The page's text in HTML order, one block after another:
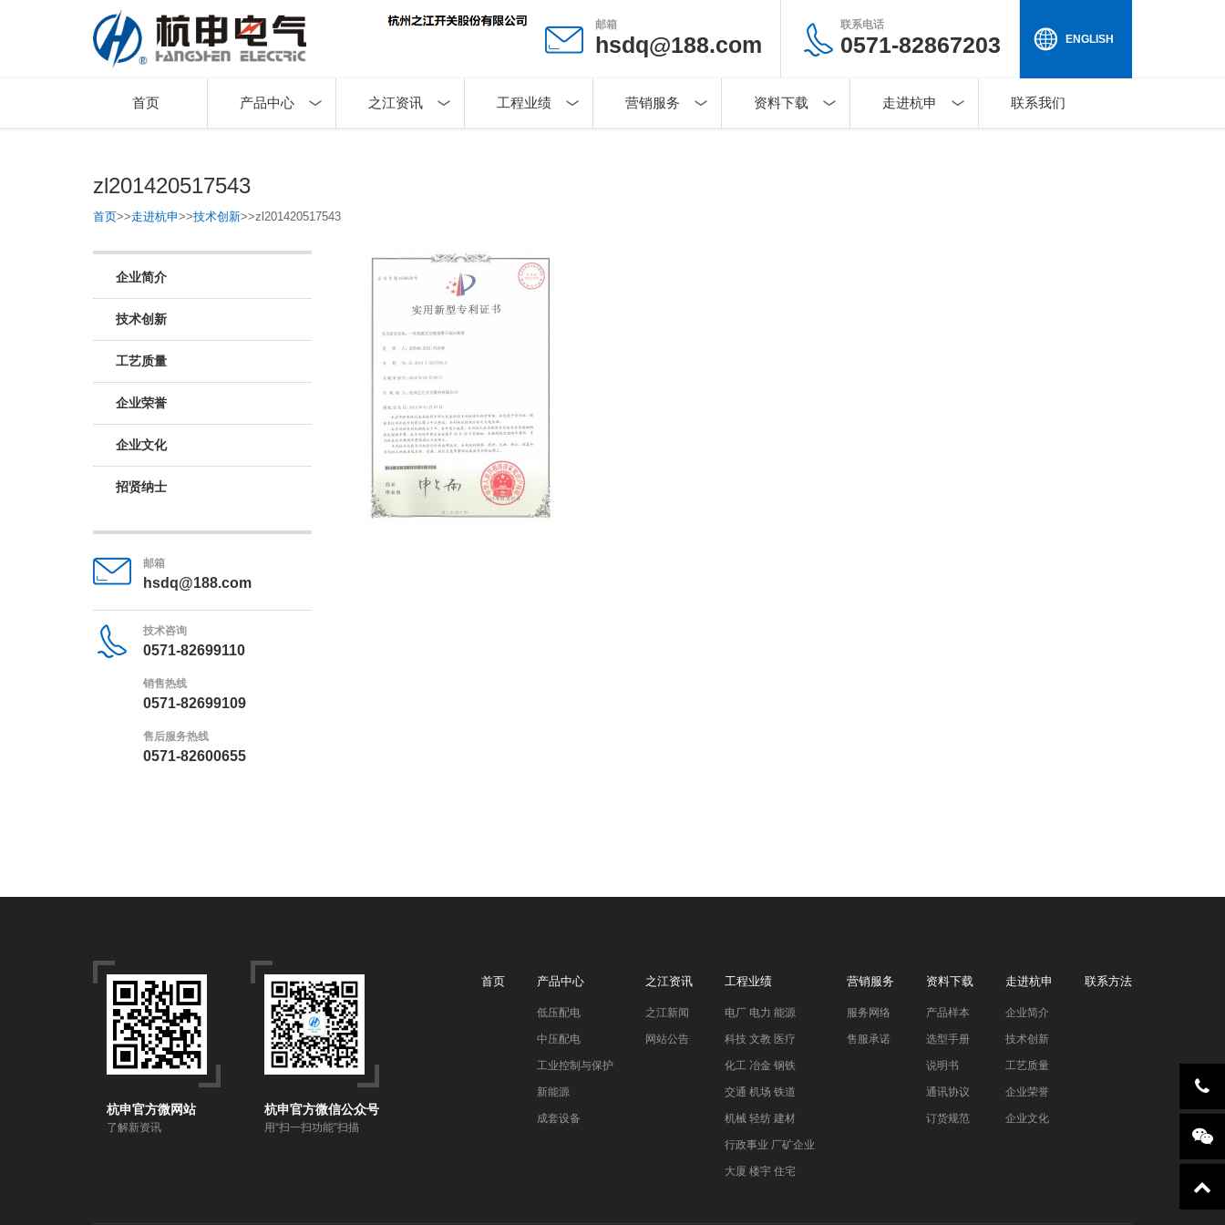
邮箱
hsdq@188.com
联系电话
0571-82867203 ENGLISH
首页 产品中心 之江资讯 工程业绩 营销服务 资料下载 走进杭申 联系我们
zl201420517543
首页>>走进杭申>>技术创新>>zl201420517543
企业简介
技术创新
工艺质量
企业荣誉
企业文化
招贤纳士
邮箱
hsdq@188.com
技术咨询
0571-82699110
销售热线
0571-82699109
售后服务热线
0571-82600655
杭申官方微网站
了解新资讯
杭申官方微信公众号
用“扫一扫功能”扫描
首页 产品中心
低压配电
中压配电
工业控制与保护
新能源
成套设备
之江资讯
之江新闻
网站公告
工程业绩
电厂 电力 能源
科技 文教 医疗
化工 冶金 钢铁
交通 机场 铁道
机械 轻纺 建材
行政事业 厂矿企业
大厦 楼宇 住宅
营销服务
服务网络
售服承诺
资料下载
产品样本
选型手册
说明书
通讯协议
订货规范
走进杭申
企业简介
技术创新
工艺质量
企业荣誉
企业文化
联系方法